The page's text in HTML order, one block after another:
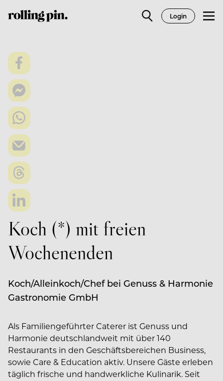
Login
Koch (*) mit freien
Wochenenden
Koch/Alleinkoch/Chef bei Genuss & Harmonie
Gastronomie GmbH
Als Familiengeführter Caterer ist Genuss und
Harmonie deutschlandweit mit über 140
Restaurants in den Geschäftsbereichen Business,
sowie Care & Education aktiv. Unsere Gäste erleben
täglich frische und handwerkliche Kulinarik. Seit